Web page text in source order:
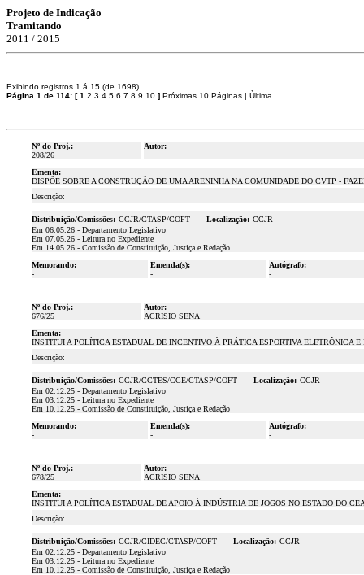
Projeto de Indicação
Tramitando
2011 / 2015
Exibindo registros 1 á 15 (de 1698)
Página 1 de 114: [1 2 3 4 5 6 7 8 9 10 ] Próximas 10 Páginas | Ùltima
Nº do Proj.:
208/26
Autor:
Ementa:
DISPÕE SOBRE A CONSTRUÇÃO DE UMA ARENINHA NA COMUNIDADE DO CVTP -
Descrição:
Distribuição/Comissões: CCJR/CTASP/COFT Localização: CCJR
Em 06.05.26 - Departamento Legislativo
Em 07.05.26 - Leitura no Expediente
Em 14.05.26 - Comissão de Constituição, Justiça e Redação
Memorando:
-
Emenda(s):
-
Autógrafo:
-
Nº do Proj.:
676/25
Autor:
ACRISIO SENA
Ementa:
INSTITUI A POLÍTICA ESTADUAL DE INCENTIVO À PRÁTICA ESPORTIVA ELETRÔNICA
Descrição:
Distribuição/Comissões: CCJR/CCTES/CCE/CTASP/COFT Localização: CCJR
Em 02.12.25 - Departamento Legislativo
Em 03.12.25 - Leitura no Expediente
Em 10.12.25 - Comissão de Constituição, Justiça e Redação
Memorando:
-
Emenda(s):
-
Autógrafo:
-
Nº do Proj.:
678/25
Autor:
ACRISIO SENA
Ementa:
INSTITUI A POLÍTICA ESTADUAL DE APOIO À INDÚSTRIA DE JOGOS NO ESTADO DO
Descrição:
Distribuição/Comissões: CCJR/CIDEC/CTASP/COFT Localização: CCJR
Em 02.12.25 - Departamento Legislativo
Em 03.12.25 - Leitura no Expediente
Em 10.12.25 - Comissão de Constituição, Justiça e Redação